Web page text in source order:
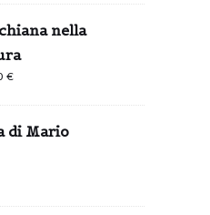
nella
€
è:
di Mario